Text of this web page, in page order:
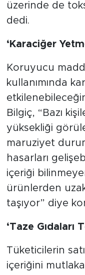
üzerinde de
dedi.
‘Karaciğer
Koruyucu
kullanımında
Bilgiç, “Bazı
yüksekliği
maruziyet
hasarları
içeriği
ürünlerden
taşıyor” diye
‘Taze Gıdaları
Tüketicilerin
içeriğini